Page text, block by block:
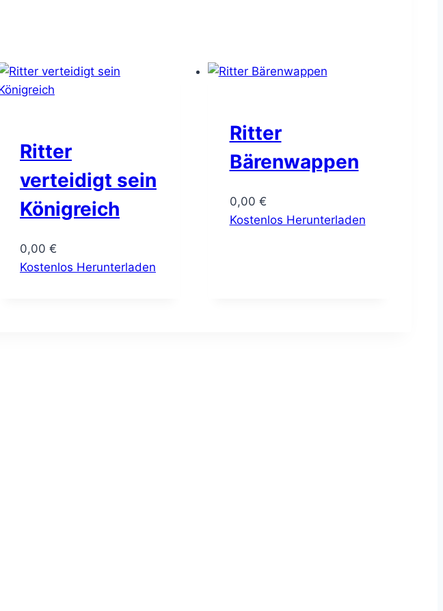
Ritter
verteidigt sein
Königreich
0,00 €
Kostenlos Herunterladen
Ritter
Bärenwappen
0,00 €
Kostenlos Herunterladen